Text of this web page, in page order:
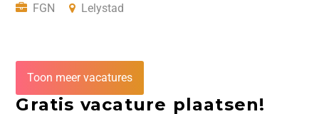
FGN
Lelystad
Toon meer vacatures
Gratis vacature plaatsen!